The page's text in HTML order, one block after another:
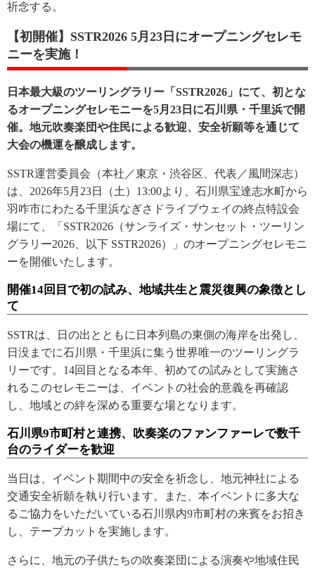
祈念する。
【初開催】SSTR2026 5月23日にオープニングセレモ
ニーを実施！
日本最大級のツーリングラリー「SSTR2026」にて、初とな
るオープニングセレモニーを5月23日に石川県・千里浜で開
催。地元吹奏楽団や住民による歓迎、安全祈願等を通じて
大会の機運を醸成します。
SSTR運営委員会（本社／東京・渋谷区、代表／風間深志）
は、2026年5月23日（土）13:00より、石川県宝達志水町から
羽咋市にわたる千里浜なぎさドライブウェイの終点特設会
場にて、「SSTR2026（サンライズ・サンセット・ツーリン
グラリー2026、以下 SSTR2026）」のオープニングセレモニ
ーを開催いたします。
開催14回目で初の試み、地域共生と震災復興の象徴とし
て
SSTRは、日の出とともに日本列島の東側の海岸を出発し、
日没までに石川県・千里浜に集う世界唯一のツーリングラ
リーです。14回目となる本年、初めての試みとして実施さ
れるこのセレモニーは、イベントの社会的意義を再確認
し、地域との絆を深める重要な場となります。
石川県9市町村と連携、吹奏楽のファンファーレで数千
台のライダーを歓迎
当日は、イベント期間中の安全を祈念し、地元神社による
交通安全祈願を執り行います。また、本イベントに多大な
るご協力をいただいている石川県内9市町村の来賓をお招き
し、テープカットを実施します。
さらに、地元の子供たちの吹奏楽団による演奏や地域住民